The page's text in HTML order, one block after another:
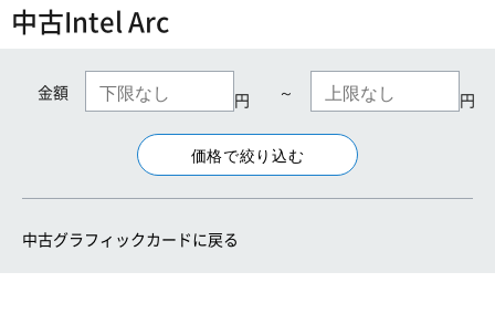
中古Intel Arc
金額 円 ～ 円
中古グラフィックカードに戻る